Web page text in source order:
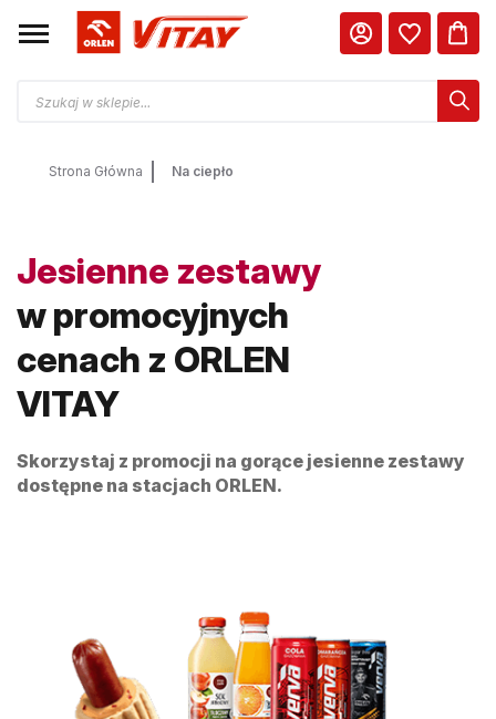
Strona Główna Na ciepło
Jesienne zestawy
w promocyjnych
cenach z ORLEN
VITAY
Skorzystaj z promocji na gorące jesienne zestawy
dostępne na stacjach ORLEN.